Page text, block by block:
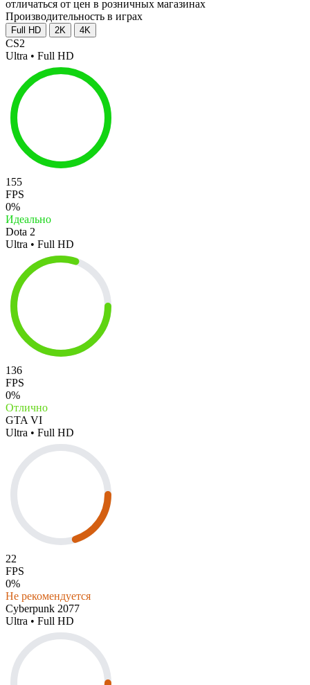
отличаться от цен в розничных магазинах
Производительность в играх
Full HD 2K 4K
CS2
Ultra • Full HD
155
FPS
0%
Идеально
Dota 2
Ultra • Full HD
136
FPS
0%
Отлично
GTA VI
Ultra • Full HD
22
FPS
0%
Не рекомендуется
Cyberpunk 2077
Ultra • Full HD